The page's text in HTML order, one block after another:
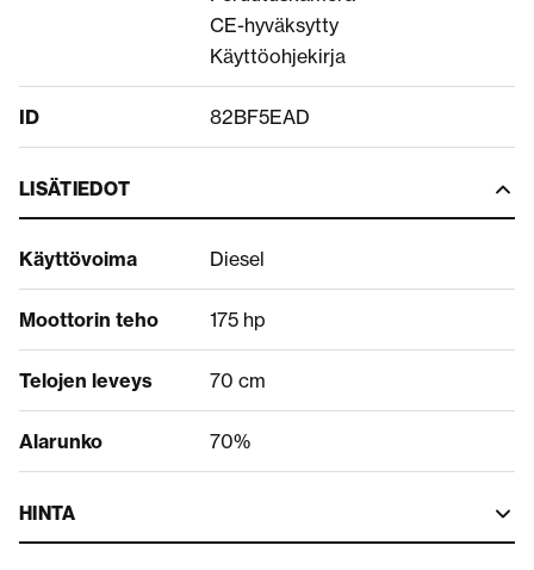
CE-hyväksytty
Käyttöohjekirja
ID 82BF5EAD
LISÄTIEDOT
Käyttövoima Diesel
Moottorin teho 175 hp
Telojen leveys 70 cm
Alarunko 70%
HINTA